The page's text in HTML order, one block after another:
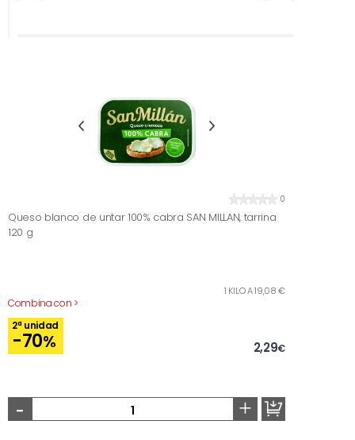
0
Queso blanco de untar 100% cabra SAN MILLAN, tarrina
120 g
Combina con >
1 KILO A 19,08 €
2ª unidad
-70% 2,29€
- +